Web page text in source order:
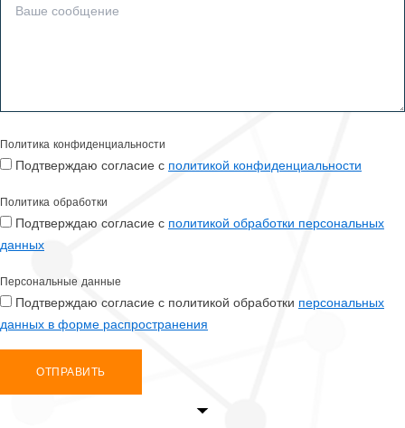
Политика конфиденциальности
Подтверждаю согласие с политикой конфиденциальности
Политика обработки
Подтверждаю согласие с политикой обработки персональных
данных
Персональные данные
Подтверждаю согласие с политикой обработки персональных
данных в форме распространения
ОТПРАВИТЬ